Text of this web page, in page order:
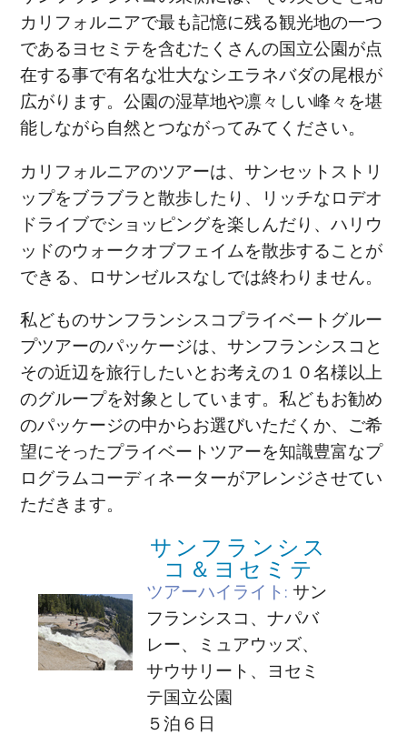
カリフォルニアで最も記憶に残る観光地の一つ
であるヨセミテを含むたくさんの国立公園が点
在する事で有名な壮大なシエラネバダの尾根が
広がります。公園の湿草地や凛々しい峰々を堪
能しながら自然とつながってみてください。
カリフォルニアのツアーは、サンセットストリ
ップをブラブラと散歩したり、リッチなロデオ
ドライブでショッピングを楽しんだり、ハリウ
ッドのウォークオブフェイムを散歩することが
できる、ロサンゼルスなしでは終わりません。
私どものサンフランシスコプライベートグルー
プツアーのパッケージは、サンフランシスコと
その近辺を旅行したいとお考えの１０名様以上
のグループを対象としています。私どもお勧め
のパッケージの中からお選びいただくか、ご希
望にそったプライベートツアーを知識豊富なプ
ログラムコーディネーターがアレンジさせてい
ただきます。
サンフランシス
コ＆ヨセミテ
ツアーハイライト: サン
フランシスコ、ナパバ
レー、ミュアウッズ、
サウサリート、ヨセミ
テ国立公園
５泊６日